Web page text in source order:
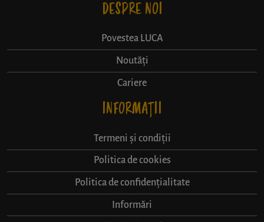
DESPRE NOI
Povestea LUCA
Noutăți
Cariere
INFORMAȚII
Termeni și condiții
Politica de cookies
Politica de confidențialitate
Informări